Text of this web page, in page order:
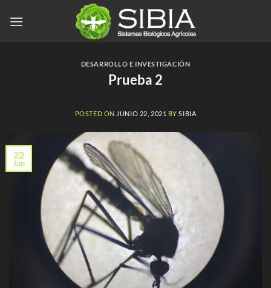
DESARROLLO E INVESTIGACIÓN
Prueba 2
POSTED ON JUNIO 22, 2021 BYSIBIA
22
Jun